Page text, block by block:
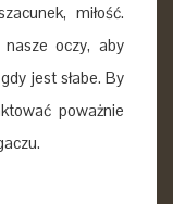
miłość.
oczy, aby
jest słabe. By
poważnie